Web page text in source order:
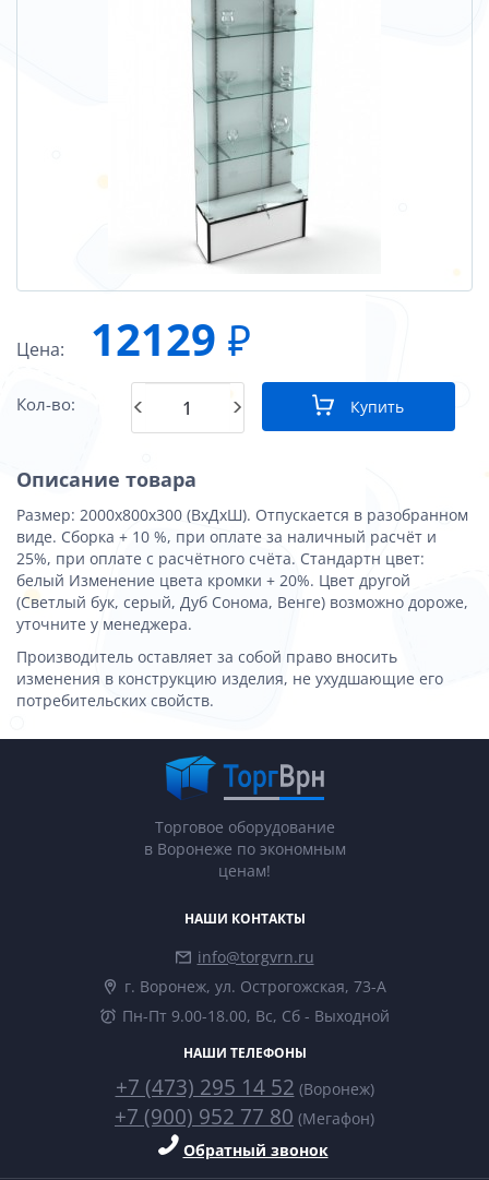
Цена: 12129 ₽
Кол-во: Купить
Описание товара
Размер: 2000х800х300 (ВхДхШ). Отпускается в разобранном
виде. Сборка + 10 %, при оплате за наличный расчёт и
25%, при оплате с расчётного счёта. Стандартн цвет:
белый Изменение цвета кромки + 20%. Цвет другой
(Светлый бук, серый, Дуб Сонома, Венге) возможно дороже,
уточните у менеджера.
Производитель оставляет за собой право вносить
изменения в конструкцию изделия, не ухудшающие его
потребительских свойств.
Торговое оборудование
в Воронеже по экономным
ценам!
НАШИ КОНТАКТЫ
info@torgvrn.ru
г. Воронеж, ул. Острогожская, 73-А
Пн-Пт 9.00-18.00, Вс, Сб - Выходной
НАШИ ТЕЛЕФОНЫ
+7 (473) 295 14 52 (Воронеж)
+7 (900) 952 77 80 (Мегафон)
Обратный звонок